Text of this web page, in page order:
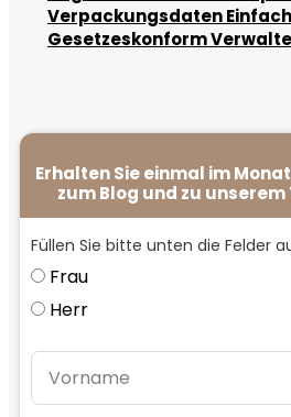
Verpackungsdaten
Gesetzeskonform
Erhalten Sie einmal im
zum Blog und zu
Füllen Sie bitte unten die Felder
Frau
Herr